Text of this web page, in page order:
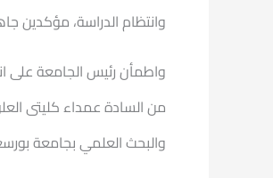
وانتظام الدراسة، مؤكدين
واطمأن رئيس الجامعة على
من السادة عمداء كليتى
والبحث العلمي بجامعة